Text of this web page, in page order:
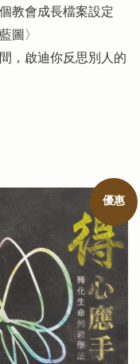
教會成長檔案設定
圖〉
，啟迪你反思別人的
優惠